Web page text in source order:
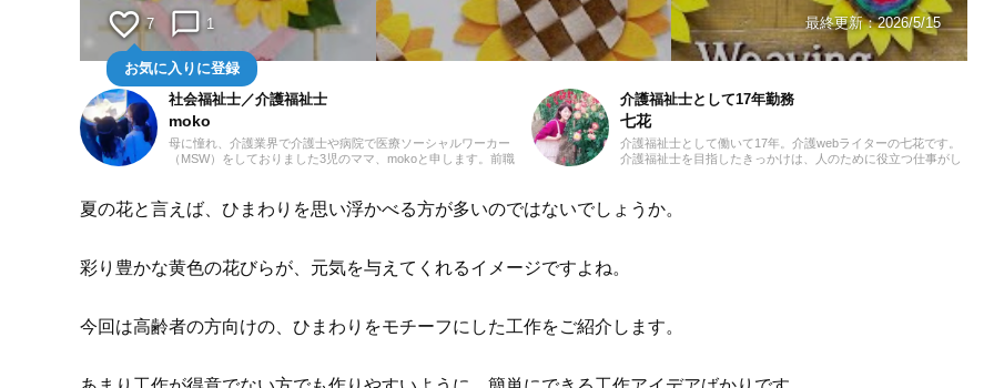
favorite_border 7
お気に入りに登録
chat_bubble_outline 1 最終更新：2026/5/15
社会福祉士／介護福祉士
moko
母に憧れ、介護業界で介護士や病院で医療ソーシャルワーカー
（MSW）をしておりました3児のママ、mokoと申します。前職
介護福祉士として17年勤務
七花
介護福祉士として働いて17年。介護webライターの七花です。
介護福祉士を目指したきっかけは、人のために役立つ仕事がし
操は、笑顔あふれる雰囲気になりとても好評でした。これから
も、たくさんの方に介護関連の記事を通して、心に響く文章を
夏の花と言えば、ひまわりを思い浮かべる方が多いのではないでしょうか。
彩り豊かな黄色の花びらが、元気を与えてくれるイメージですよね。
今回は高齢者の方向けの、ひまわりをモチーフにした工作をご紹介します。